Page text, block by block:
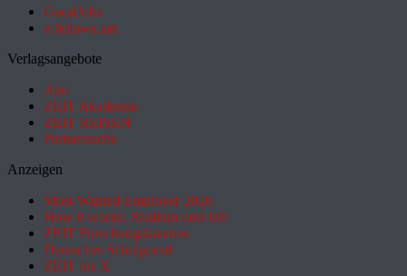
GoodJobs
e-fellows.net
Verlagsangebote
Abo
ZEIT Akademie
ZEIT REISEN
Partnersuche
Anzeigen
Most Wanted Employer 2026
How it works: Studium und Job
ZEIT Forschungskosmos
Deutsches Schulportal
ZEIT für X